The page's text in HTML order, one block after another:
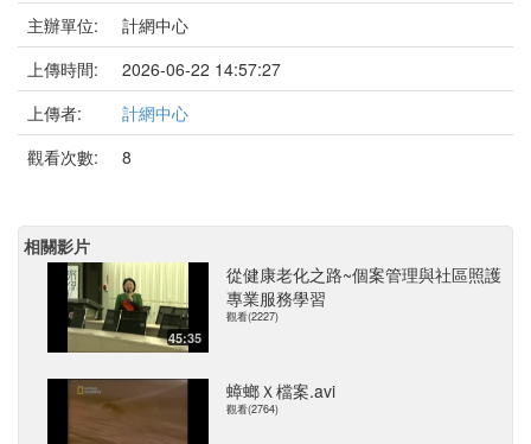
主辦單位:
計網中心
上傳時間:
2026-06-22 14:57:27
上傳者:
計網中心
觀看次數:
8
相關影片
45:35
從健康老化之路~個案管理與社區照護
專業服務學習
觀看(2227)
蟑螂Ｘ檔案.avi
觀看(2764)